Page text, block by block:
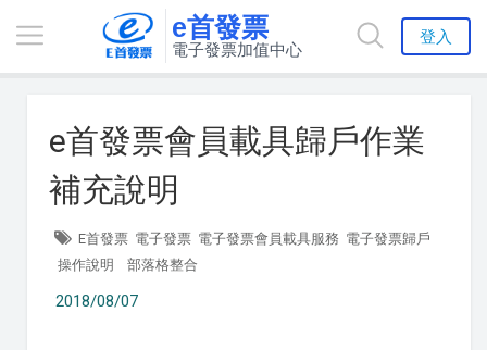
e首發票
電子發票加值中心
登入
e首發票會員載具歸戶作業
補充說明
E首發票 電子發票 電子發票會員載具服務 電子發票歸戶
操作說明
部落格整合
2018/08/07